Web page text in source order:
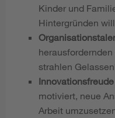
Kinder und
Hintergründen
strahlen
motiviert, neue
Arbeit